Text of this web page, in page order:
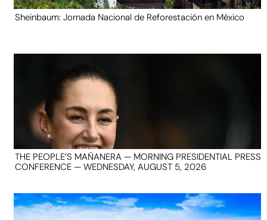
Sheinbaum: Jornada Nacional de Reforestación en México
THE PEOPLE’S MAÑANERA — MORNING PRESIDENTIAL PRESS
CONFERENCE — WEDNESDAY, AUGUST 5, 2026